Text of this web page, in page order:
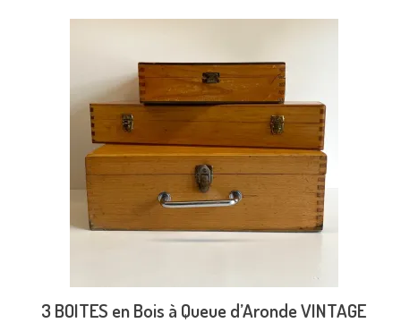
3 BOITES en Bois à Queue d’Aronde VINTAGE